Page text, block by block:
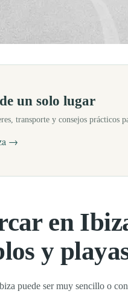
un solo lugar
transporte y consejos prácticos
→
en
y
puede ser muy sencillo o